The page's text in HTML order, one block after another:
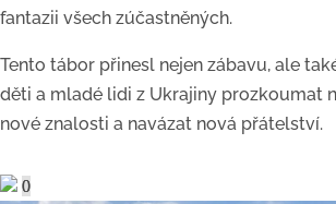
fantazii všech zúčastněných.
Tento tábor přinesl nejen zábavu, ale
děti a mladé lidi z Ukrajiny prozkoumat
nové znalosti a navázat nová přátelství.